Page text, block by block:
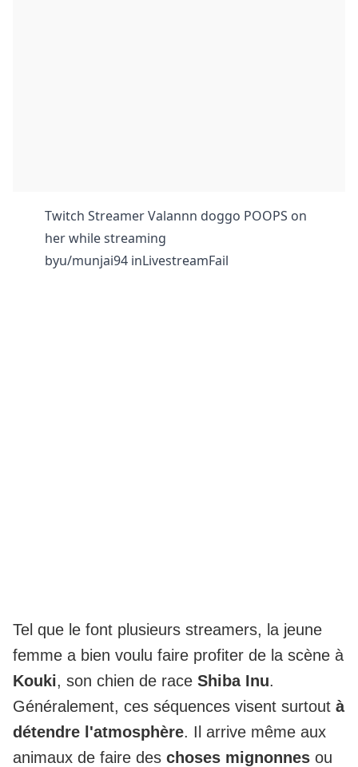
Twitch Streamer Valannn doggo POOPS on
her while streaming
byu/munjai94 inLivestreamFail
Tel que le font plusieurs streamers, la jeune
femme a bien voulu faire profiter de la scène à
Kouki, son chien de race Shiba Inu.
Généralement, ces séquences visent surtout à
détendre l'atmosphère. Il arrive même aux
animaux de faire des choses mignonnes ou